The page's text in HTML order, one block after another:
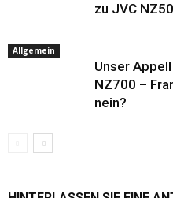
zu JVC
Allgemein
Unser
NZ700 –
nein?